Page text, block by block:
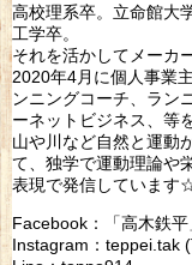
高校理系卒。立命館大
工学卒。
それを活かしてメーカ
2020年4月に個人事業
ンニングコーチ、ラン
ーネットビジネス、等
山や川など自然と運動
て、独学で運動理論や
表現で発信しています
Facebook：「高木鉄
Instagram：teppei.tak